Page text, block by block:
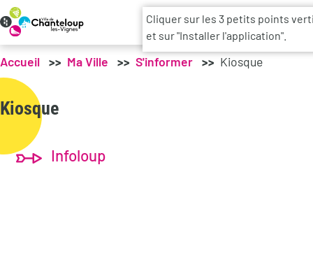
Accueil Ma Ville S'informer Kiosque
Kiosque
Infoloup
Cliquer sur les 3 petits points
et sur "Installer l'application".